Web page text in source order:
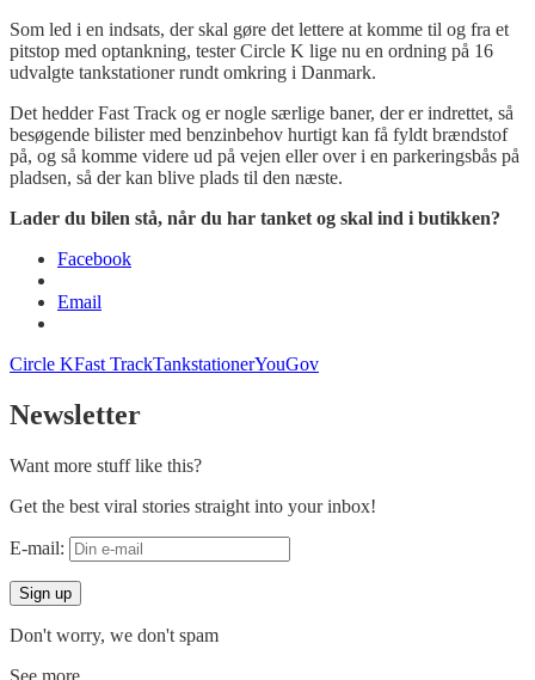
Som led i en indsats, der skal gøre det lettere at komme til og fra et
pitstop med optankning, tester Circle K lige nu en ordning på 16
udvalgte tankstationer rundt omkring i Danmark.
Det hedder Fast Track og er nogle særlige baner, der er indrettet, så
besøgende bilister med benzinbehov hurtigt kan få fyldt brændstof
på, og så komme videre ud på vejen eller over i en parkeringsbås på
pladsen, så der kan blive plads til den næste.
Lader du bilen stå, når du har tanket og skal ind i butikken?
Facebook
Email
Circle KFast TrackTankstationerYouGov
Newsletter
Want more stuff like this?
Get the best viral stories straight into your inbox!
E-mail:
Don't worry, we don't spam
See more